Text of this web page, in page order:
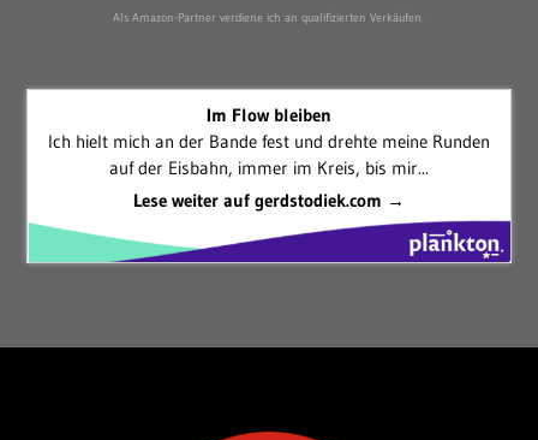
Als Amazon-Partner verdiene ich an qualifizierten Verkäufen.
Im Flow bleiben
Ich hielt mich an der Bande fest und drehte meine Runden
auf der Eisbahn, immer im Kreis, bis mir...
Lese weiter auf gerdstodiek.com →